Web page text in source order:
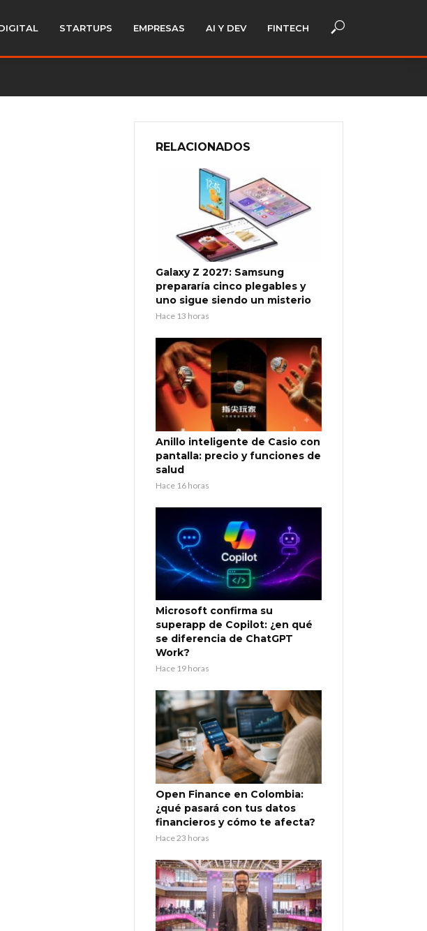
STARTUPS EMPRESAS AI Y DEV FINTECH
RELACIONADOS
Galaxy Z 2027: Samsung
prepararía cinco plegables y
uno sigue siendo un misterio
Hace 13 horas
Anillo inteligente de Casio con
pantalla: precio y funciones de
salud
Hace 16 horas
Microsoft confirma su
superapp de Copilot: ¿en qué
se diferencia de ChatGPT
Work?
Hace 19 horas
Open Finance en Colombia:
¿qué pasará con tus datos
financieros y cómo te afecta?
Hace 23 horas